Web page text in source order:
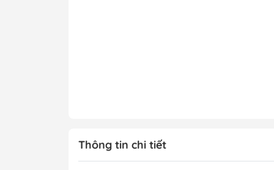
Thông tin chi tiết